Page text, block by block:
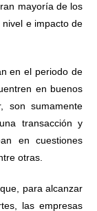
mayoría de los
e impacto de
en el periodo de
en buenos
son sumamente
transacción y
en cuestiones
otras.
para alcanzar
las empresas